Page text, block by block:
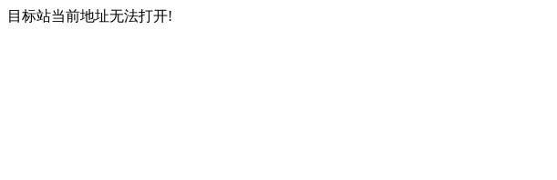
目标站当前地址无法打开!